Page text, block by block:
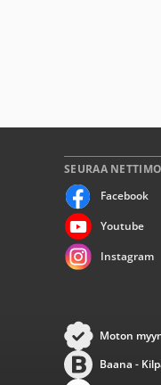
SEURAA
Facebook
Youtube
Instagram
Moton
Baana -